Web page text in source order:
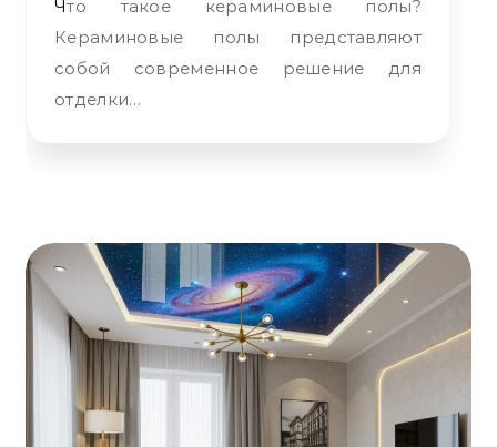
Что такое кераминовые полы?
Кераминовые полы представляют
собой современное решение для
отделки…